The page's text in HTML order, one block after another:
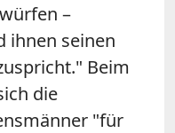
–
ihnen seinen
Beim
die
"für